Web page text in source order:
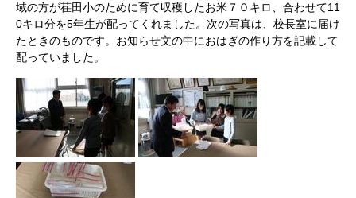
域の方が荏田小のために育て収穫したお米７０キロ、合わせて11
0キロ分を5年生が配ってくれました。次の写真は、校長室に届け
たときのものです。お知らせ文の中におはぎの作り方を記載して
配っていました。